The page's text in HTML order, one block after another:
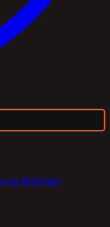
2ba brass